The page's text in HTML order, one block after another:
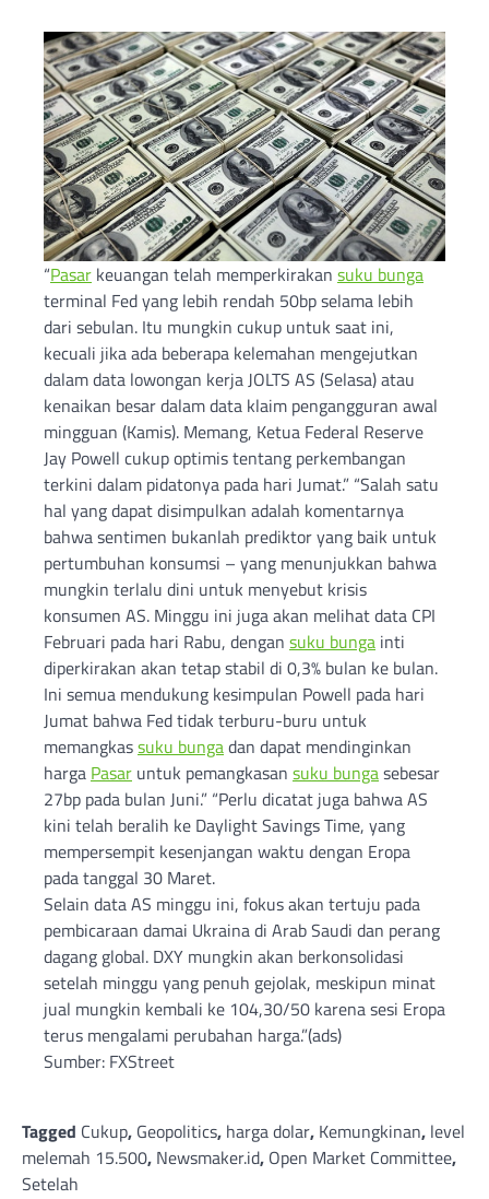
“Pasar keuangan telah memperkirakan suku bunga
terminal Fed yang lebih rendah 50bp selama lebih
dari sebulan. Itu mungkin cukup untuk saat ini,
kecuali jika ada beberapa kelemahan mengejutkan
dalam data lowongan kerja JOLTS AS (Selasa) atau
kenaikan besar dalam data klaim pengangguran awal
mingguan (Kamis). Memang, Ketua Federal Reserve
Jay Powell cukup optimis tentang perkembangan
terkini dalam pidatonya pada hari Jumat.” “Salah satu
hal yang dapat disimpulkan adalah komentarnya
bahwa sentimen bukanlah prediktor yang baik untuk
pertumbuhan konsumsi – yang menunjukkan bahwa
mungkin terlalu dini untuk menyebut krisis
konsumen AS. Minggu ini juga akan melihat data CPI
Februari pada hari Rabu, dengan suku bunga inti
diperkirakan akan tetap stabil di 0,3% bulan ke bulan.
Ini semua mendukung kesimpulan Powell pada hari
Jumat bahwa Fed tidak terburu-buru untuk
memangkassuku bungadan dapat mendinginkan
harga Pasar untuk pemangkasan suku bungasebesar
27bp pada bulan Juni.” “Perlu dicatat juga bahwa AS
kini telah beralih ke Daylight Savings Time, yang
mempersempit kesenjangan waktu dengan Eropa
pada tanggal 30 Maret.
Selain data AS minggu ini, fokus akan tertuju pada
pembicaraan damai Ukraina di Arab Saudi dan perang
dagang global. DXY mungkin akan berkonsolidasi
setelah minggu yang penuh gejolak, meskipun minat
jual mungkin kembali ke 104,30/50 karena sesi Eropa
terus mengalami perubahan harga.”(ads)
Sumber: FXStreet
Tagged Cukup, Geopolitics, harga dolar, Kemungkinan, level
melemah 15.500, Newsmaker.id, Open Market Committee,
Setelah